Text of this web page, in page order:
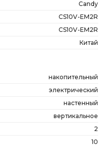
Candy
CS10V-EM2R
CS10V-EM2R
Китай
накопительный
электрический
настенный
вертикальное
2
10